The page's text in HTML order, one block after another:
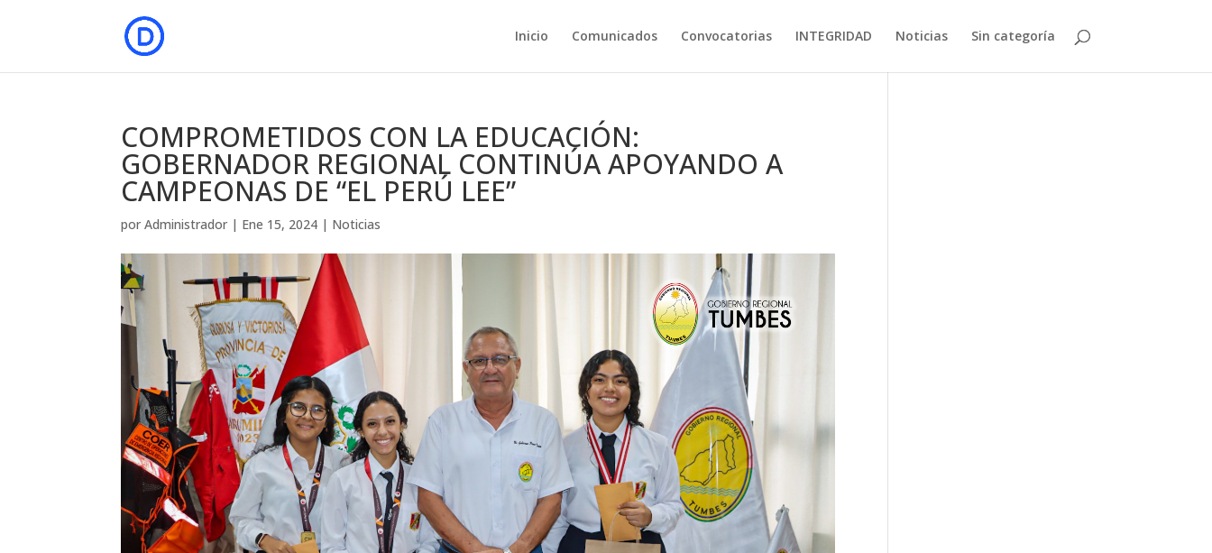
Inicio Comunicados Convocatorias INTEGRIDAD Noticias Sin categoría
COMPROMETIDOS CON LA EDUCACIÓN:
GOBERNADOR REGIONAL CONTINÚA APOYANDO A
CAMPEONAS DE “EL PERÚ LEE”
porAdministrador | Ene 15, 2024 | Noticias